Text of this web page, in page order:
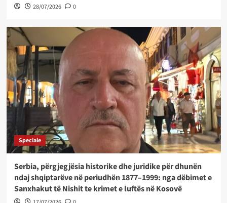
28/07/2026 0
Speciale
Serbia, përgjegjësia historike dhe juridike për dhunën
ndaj shqiptarëve në periudhën 1877–1999: nga dëbimet e
Sanxhakut të Nishit te krimet e luftës në Kosovë